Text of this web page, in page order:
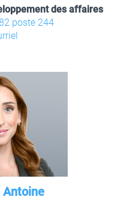
des affaires
poste 244
Antoine